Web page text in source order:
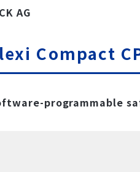
AG
Compact
programmable